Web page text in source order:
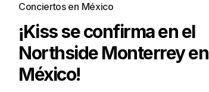
Conciertos en México
¡Kiss se confirma en el
Northside Monterrey en
México!